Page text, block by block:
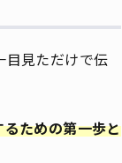
目見ただけで伝
ための第一歩と